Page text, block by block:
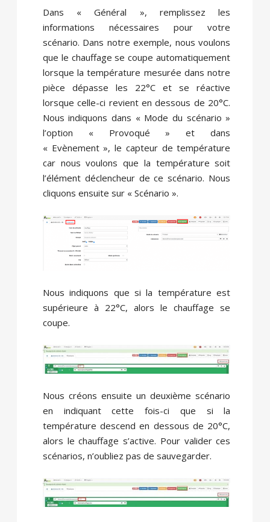
Dans « Général », remplissez les
informations nécessaires pour votre
scénario. Dans notre exemple, nous voulons
que le chauffage se coupe automatiquement
lorsque la température mesurée dans notre
pièce dépasse les 22°C et se réactive
lorsque celle-ci revient en dessous de 20°C.
Nous indiquons dans « Mode du scénario »
l’option « Provoqué » et dans
« Evènement », le capteur de température
car nous voulons que la température soit
l’élément déclencheur de ce scénario. Nous
cliquons ensuite sur « Scénario ».
Nous indiquons que si la température est
supérieure à 22°C, alors le chauffage se
coupe.
Nous créons ensuite un deuxième scénario
en indiquant cette fois-ci que si la
température descend en dessous de 20°C,
alors le chauffage s’active. Pour valider ces
scénarios, n’oubliez pas de sauvegarder.